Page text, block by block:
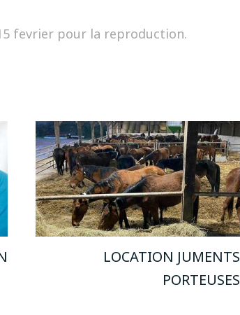
fevrier pour la reproduction.
LOCATION JUMENTS
PORTEUSES